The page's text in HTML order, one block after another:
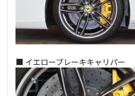
■ イエローブレーキキャリパー